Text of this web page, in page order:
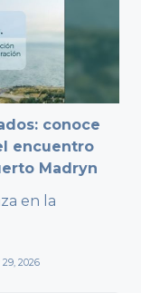
conoce
encuentro
Madryn
en la
29, 2026